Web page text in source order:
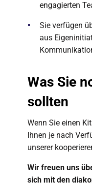
engagierten
Sie verfügen
aus
Was Sie
sollten
Wenn Sie einen
Ihnen je nach
unserer
Wir freuen uns
sich mit den